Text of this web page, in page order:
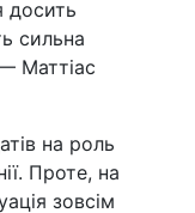
досить
сильна
Маттіас
на роль
Проте, на
зовсім